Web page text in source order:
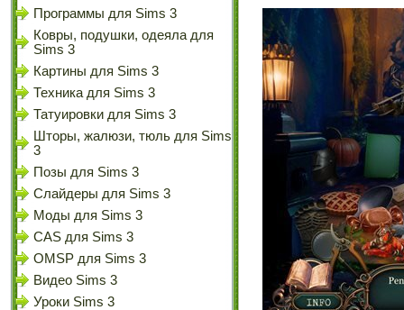
Программы для Sims 3
Ковры, подушки, одеяла для
Sims 3
Картины для Sims 3
Техника для Sims 3
Татуировки для Sims 3
Шторы, жалюзи, тюль для Sims
3
Позы для Sims 3
Слайдеры для Sims 3
Моды для Sims 3
CAS для Sims 3
OMSP для Sims 3
Видео Sims 3
Уроки Sims 3